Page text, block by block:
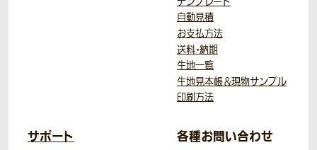
自動見積
お支払方法
送料・納期
生地一覧
生地見本帳＆現物サンプル
印刷方法
サポート 各種お問い合わせ